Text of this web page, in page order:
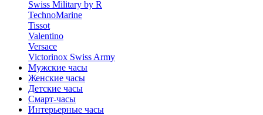
Swiss Military by R
TechnoMarine
Tissot
Valentino
Versace
Victorinox Swiss Army
Мужские часы
Женские часы
Детские часы
Смарт-часы
Интерьерные часы